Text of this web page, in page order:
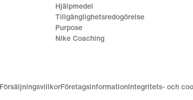
Hjälpmedel
Tillgänglighetsredogörelse
Purpose
Nike Coaching
FörsäljningsvillkorFöretagsinformation Integritets- och